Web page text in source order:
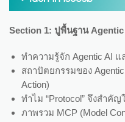
Section 1: ปูพื้นฐาน
ทำความรู้จัก Agentic AI แ
สถาปัตยกรรมของ
Action)
ทำไม “Protocol” จึงสำคั
ภาพรวม MCP (Model